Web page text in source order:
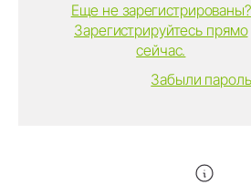
Еще не зарегистрированы?
Зарегистрируйтесь прямо
сейчас.
Забыли